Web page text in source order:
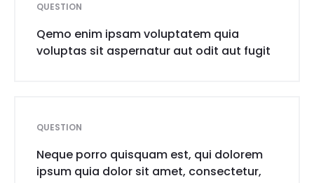
QUESTION
Qemo enim ipsam voluptatem quia
voluptas sit aspernatur aut odit aut fugit
QUESTION
Neque porro quisquam est, qui dolorem
ipsum quia dolor sit amet, consectetur,